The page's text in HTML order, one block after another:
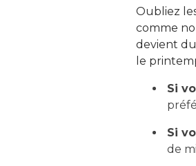
Oubliez
comme
devient
le
Si
Si
de